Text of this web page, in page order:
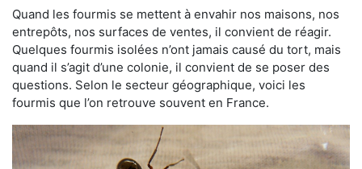
Quand les fourmis se mettent à envahir nos maisons, nos
entrepôts, nos surfaces de ventes, il convient de réagir.
Quelques fourmis isolées n’ont jamais causé du tort, mais
quand il s’agit d’une colonie, il convient de se poser des
questions. Selon le secteur géographique, voici les
fourmis que l’on retrouve souvent en France.